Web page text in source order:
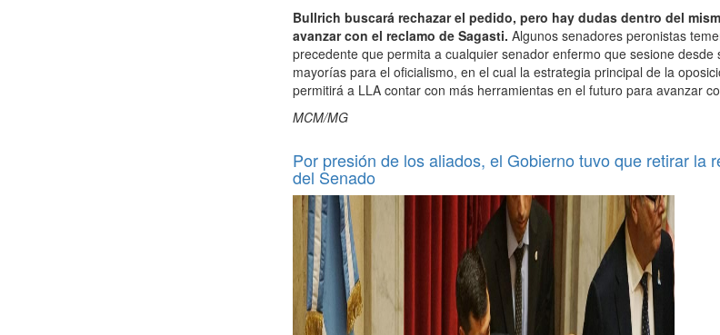
Bullrich buscará rechazar el pedido, pero hay dudas dentro del
avanzar con el reclamo de Sagasti. Algunos senadores peronistas
precedente que permita a cualquier senador enfermo que sesione desde
mayorías para el oficialismo, en el cual la estrategia principal de la
permitirá a LLA contar con más herramientas en el futuro para avanzar
MCM/MG
Por presión de los aliados, el Gobierno tuvo que retirar la
del Senado